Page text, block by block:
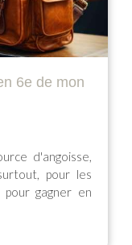
6e de mon
d'angoisse,
pour les
gagner en